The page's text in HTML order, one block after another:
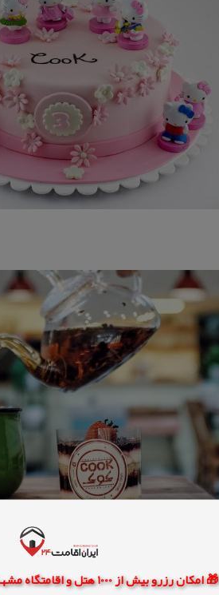
🎁 امکان رزرو بیش از 1000 هتل و اقامتگاه مشهد با 80% تخفیف واقعی